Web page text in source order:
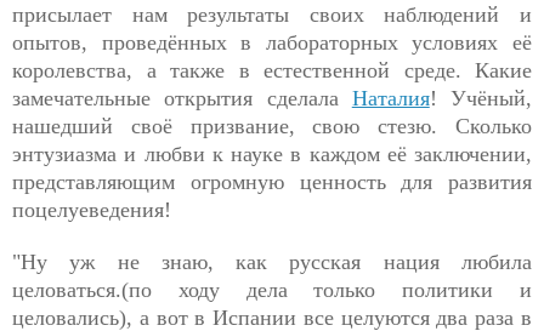
присылает нам результаты своих наблюдений и
опытов, проведённых в лабораторных условиях её
королевства, а также в естественной среде. Какие
замечательные открытия сделала Наталия! Учёный,
нашедший своё призвание, свою стезю. Сколько
энтузиазма и любви к науке в каждом её заключении,
представляющим огромную ценность для развития
поцелуеведения!
"Ну уж не знаю, как русская нация любила
целоваться.(по ходу дела только политики и
целовались), а вот в Испании все целуются два раза в